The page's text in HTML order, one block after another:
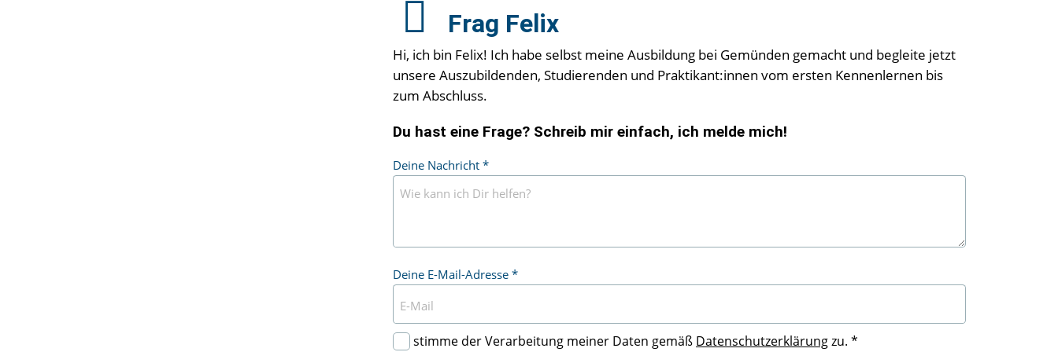
Frag Felix
Hi, ich bin Felix! Ich habe selbst meine Ausbildung bei Gemünden gemacht und begleite jetzt
unsere Auszubildenden, Studierenden und Praktikant:innen vom ersten Kennenlernen bis
zum Abschluss.
Du hast eine Frage? Schreib mir einfach, ich melde mich!
Deine Nachricht*
Deine E-Mail-Adresse*
Ich stimme der Verarbeitung meiner Daten gemäß Datenschutzerklärungzu. *